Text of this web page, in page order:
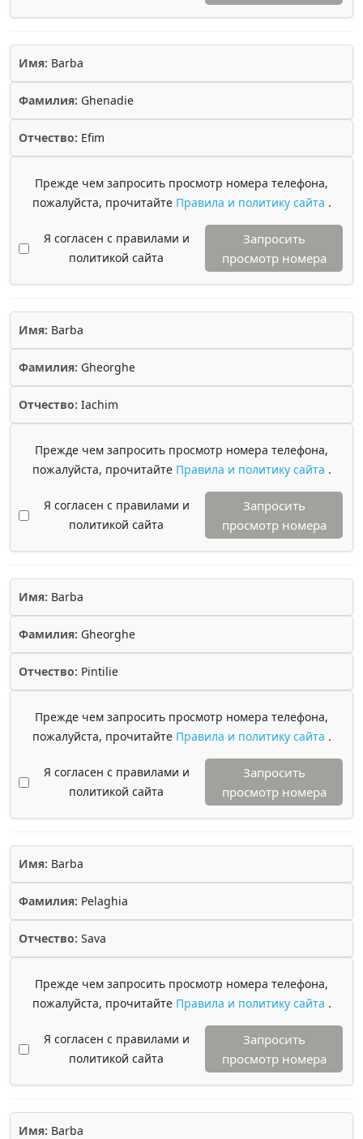
Имя: Barba
Фамилия: Ghenadie
Отчество: Efim
Прежде чем запросить просмотр номера телефона,
пожалуйста, прочитайте Правила и политику сайта .
Я согласен с правилами и
политикой сайта
Запросить
просмотр номера
Имя: Barba
Фамилия: Gheorghe
Отчество: Iachim
Прежде чем запросить просмотр номера телефона,
пожалуйста, прочитайте Правила и политику сайта .
Я согласен с правилами и
политикой сайта
Запросить
просмотр номера
Имя: Barba
Фамилия: Gheorghe
Отчество: Pintilie
Прежде чем запросить просмотр номера телефона,
пожалуйста, прочитайте Правила и политику сайта .
Я согласен с правилами и
политикой сайта
Запросить
просмотр номера
Имя: Barba
Фамилия: Pelaghia
Отчество: Sava
Прежде чем запросить просмотр номера телефона,
пожалуйста, прочитайте Правила и политику сайта .
Я согласен с правилами и
политикой сайта
Запросить
просмотр номера
Имя: Barba